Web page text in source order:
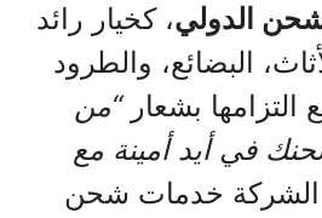
الدولي، كخيار رائد
البضائع، والطرود
التزامها بشعار“من
في أيد أمينة مع
الشركة خدمات شحن